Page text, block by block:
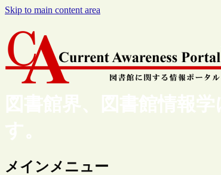
Skip to main content area
図書館界、図書館情報
す。
メインメニュー